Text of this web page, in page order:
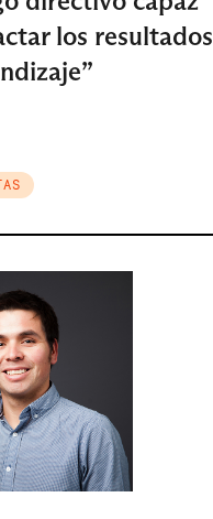
los resultados